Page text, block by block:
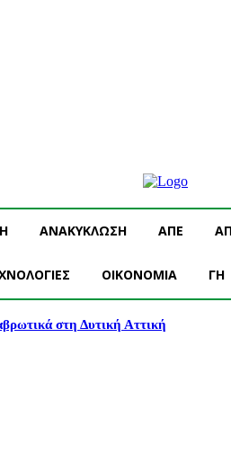
ΑΝΑΚΥΚΛΩΣΗ ΑΠΕ
OIKONOMIA ΓΗ
στη Δυτική Αττική